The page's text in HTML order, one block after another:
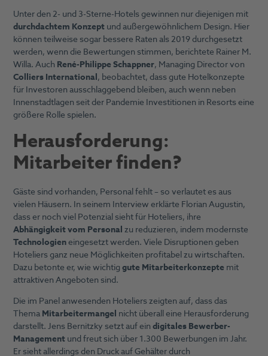
Unter den 2- und 3-Sterne-Hotels gewinnen nur diejenigen mit
durchdachtem Konzeptund außergewöhnlichem Design. Hier
können teilweise sogar bessere Raten als 2019 durchgesetzt
werden, wenn die Bewertungen stimmen, berichtete Rainer M.
Willa. Auch René-PhilippeSchappner, Managing Director von
Colliers International, beobachtet, dass gute Hotelkonzepte
für Investoren ausschlaggebend bleiben, auch wenn neben
Innenstadtlagen seit der Pandemie Investitionen in Resorts eine
größere Rolle spielen.
Herausforderung:
Mitarbeiter finden?
Gäste sind vorhanden, Personal fehlt – so verlautet es aus
vielen Häusern. In seinem Interview erklärte Florian Augustin,
dass er noch viel Potenzial sieht für Hoteliers, ihre
Abhängigkeit vom Personalzu reduzieren, indem modernste
Technologieneingesetzt werden. Viele Disruptionen geben
Hoteliers ganz neue Möglichkeiten profitabel zu wirtschaften.
Dazu betonte er, wie wichtiggute Mitarbeiterkonzepte mit
attraktiven Angeboten sind.
Die im Panel anwesenden Hoteliers zeigten auf, dass das
ThemaMitarbeitermangel nicht überall eine Herausforderung
darstellt. Jens Bernitzky setzt auf eindigitales Bewerber-
Managementund freut sich über 1.300 Bewerbungen im Jahr.
Er sieht allerdings den Druck auf Gehälter durch